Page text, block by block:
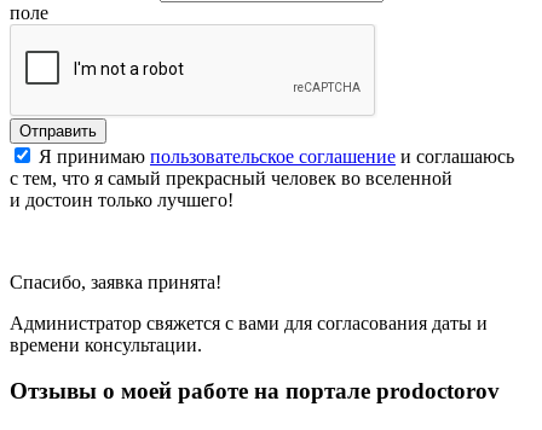
поле
Отправить
Я принимаю пользовательское соглашение и соглашаюсь
с тем, что я самый прекрасный человек во вселенной
и достоин только лучшего!
Спасибо, заявка принята!
Администратор свяжется с вами для согласования даты и
времени консультации.
Отзывы о моей работе на портале prodoctorov